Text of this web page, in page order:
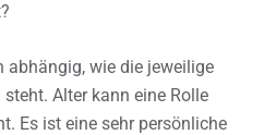
abhängig, wie die jeweilige
Alter kann eine Rolle
Es ist eine sehr persönliche